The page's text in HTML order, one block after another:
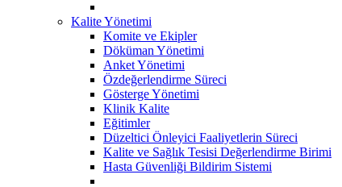
Kalite Yönetimi
Komite ve Ekipler
Döküman Yönetimi
Anket Yönetimi
Özdeğerlendirme Süreci
Gösterge Yönetimi
Klinik Kalite
Eğitimler
Düzeltici Önleyici Faaliyetlerin Süreci
Kalite ve Sağlık Tesisi Değerlendirme Birimi
Hasta Güvenliği Bildirim Sistemi